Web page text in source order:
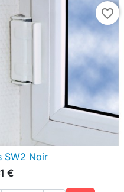
favorite_border
 Aperçu rapide
SW2 Noir
€